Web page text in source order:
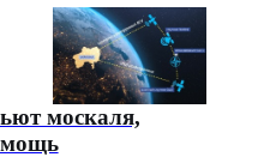
москаля,